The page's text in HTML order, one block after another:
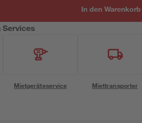
In den Warenkorb
Services
Mietgeräteservice Miettransporter